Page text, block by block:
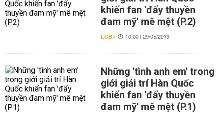
khiến fan 'đẩy thuyền
đam mỹ' mê mệt (P.2)
LGBT 10:00 | 29/05/2019
Những 'tình anh em' trong
giới giải trí Hàn Quốc
khiến fan 'đẩy thuyền
đam mỹ' mê mệt (P.1)